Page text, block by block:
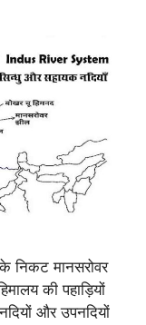
निकट मानसरोवर
की पहाड़ियों
और उपनदियों